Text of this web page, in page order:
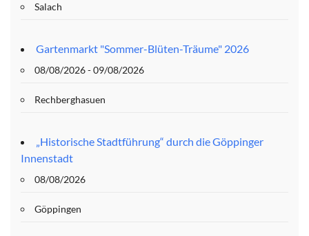
Salach
Gartenmarkt "Sommer-Blüten-Träume" 2026
08/08/2026 - 09/08/2026
Rechberghasuen
„Historische Stadtführung“ durch die Göppinger
Innenstadt
08/08/2026
Göppingen